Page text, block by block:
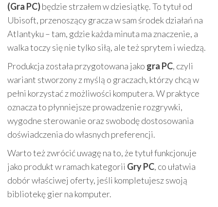
(Gra PC)będzie strzałem w dziesiątkę. To tytuł od
Ubisoft, przenoszący gracza w sam środek działań na
Atlantyku – tam, gdzie każda minuta ma znaczenie, a
walka toczy się nie tylko siłą, ale też sprytem i wiedzą.
Produkcja została przygotowana jako gra PC, czyli
wariant stworzony z myślą o graczach, którzy chcą w
pełni korzystać z możliwości komputera. W praktyce
oznacza to płynniejsze prowadzenie rozgrywki,
wygodne sterowanie oraz swobodę dostosowania
doświadczenia do własnych preferencji.
Warto też zwrócić uwagę na to, że tytuł funkcjonuje
jako produkt w ramach kategorii Gry PC, co ułatwia
dobór właściwej oferty, jeśli kompletujesz swoją
bibliotekę gier na komputer.